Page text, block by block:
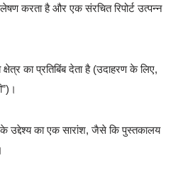
करता है और एक संरचित रिपोर्ट उत्पन्न
का प्रतिबिंब देता है (उदाहरण के लिए,
का एक सारांश, जैसे कि पुस्तकालय